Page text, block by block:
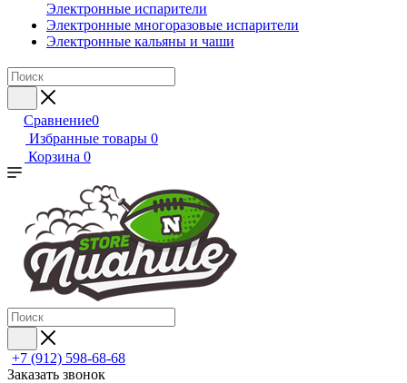
Электронные испарители
Электронные многоразовые испарители
Электронные кальяны и чаши
Сравнение0
Избранные товары 0
Корзина 0
+7 (912) 598-68-68
Заказать звонок